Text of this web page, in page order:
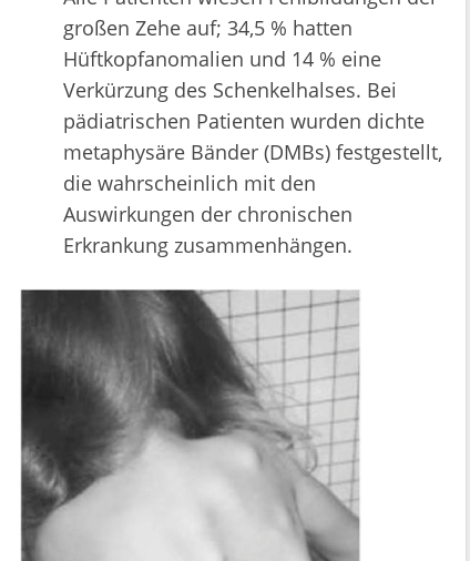
großen Zehe auf; 34,5 % hatten
Hüftkopfanomalien und 14 % eine
Verkürzung des Schenkelhalses. Bei
pädiatrischen Patienten wurden dichte
metaphysäre Bänder (DMBs) festgestellt,
die wahrscheinlich mit den
Auswirkungen der chronischen
Erkrankung zusammenhängen.